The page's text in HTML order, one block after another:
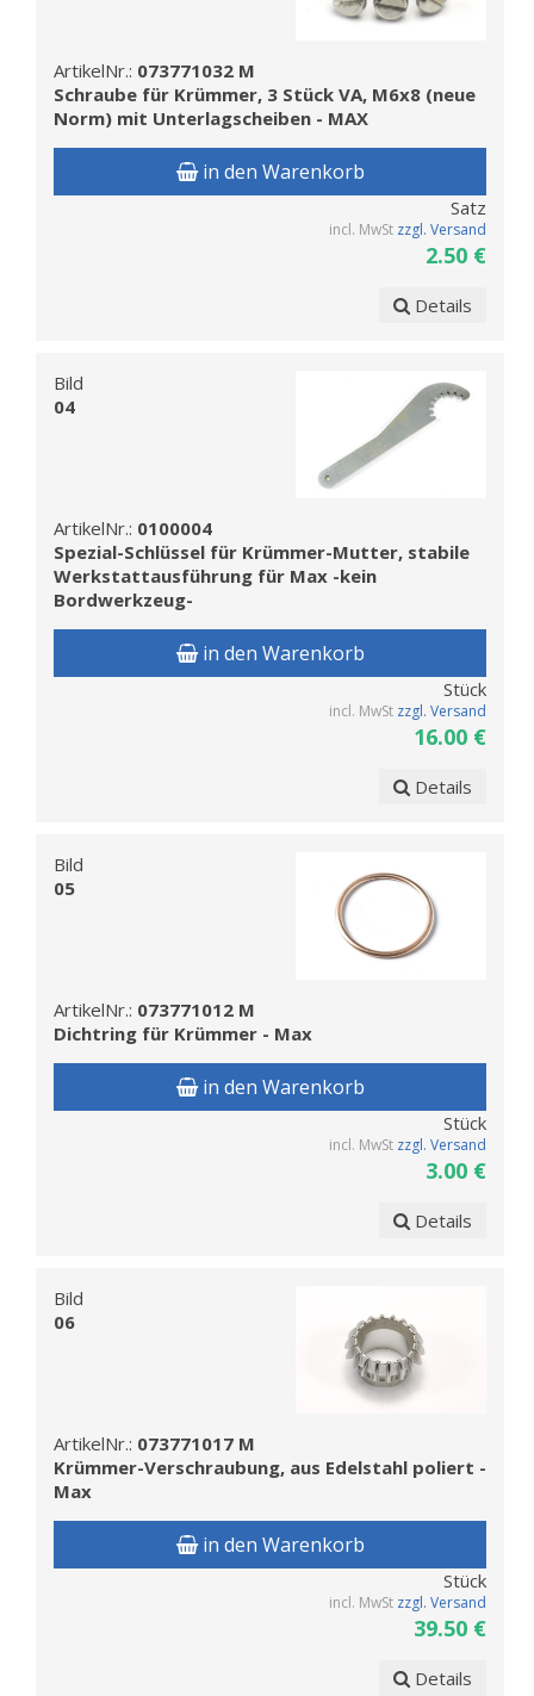
ArtikelNr.: 073771032 M
Schraube für Krümmer, 3 Stück VA, M6x8 (neue
Norm) mit Unterlagscheiben - MAX
in den Warenkorb
Satz
incl. MwSt zzgl. Versand
2.50 €
Details
Bild
04
ArtikelNr.: 0100004
Spezial-Schlüssel für Krümmer-Mutter, stabile
Werkstattausführung für Max -kein
Bordwerkzeug-
in den Warenkorb
Stück
incl. MwSt zzgl. Versand
16.00 €
Details
Bild
05
ArtikelNr.: 073771012 M
Dichtring für Krümmer - Max
in den Warenkorb
Stück
incl. MwSt zzgl. Versand
3.00 €
Details
Bild
06
ArtikelNr.: 073771017 M
Krümmer-Verschraubung, aus Edelstahl poliert -
Max
in den Warenkorb
Stück
incl. MwSt zzgl. Versand
39.50 €
Details